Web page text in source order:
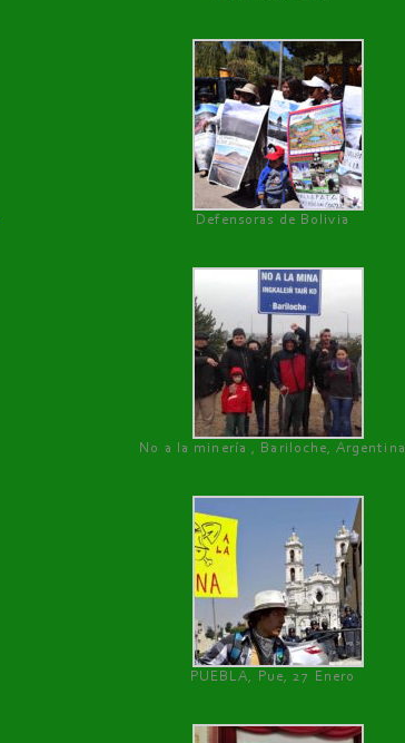
Defensoras de Bolivia
No a la minería , Bariloche, Argentina
PUEBLA, Pue, 27 Enero